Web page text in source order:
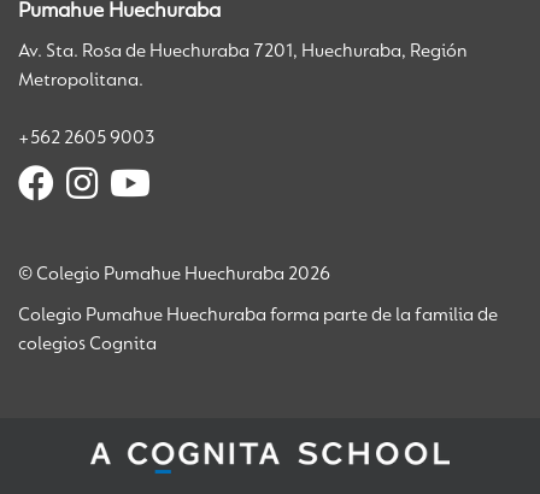
Pumahue Huechuraba
Av. Sta. Rosa de Huechuraba 7201, Huechuraba, Región
Metropolitana.
+562 2605 9003
© Colegio Pumahue Huechuraba 2026
Colegio Pumahue Huechuraba forma parte de la familia de
colegios Cognita